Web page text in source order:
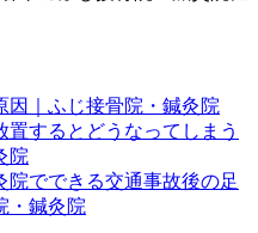
因｜ふじ接骨院・鍼灸院
するとどうなってしまう
院
でできる交通事故後の足
・鍼灸院